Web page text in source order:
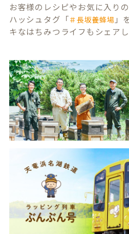
お客様のレシピやお気に入り
ハッシュタグ「＃長坂養蜂場 」
キなはちみつライフもシェア